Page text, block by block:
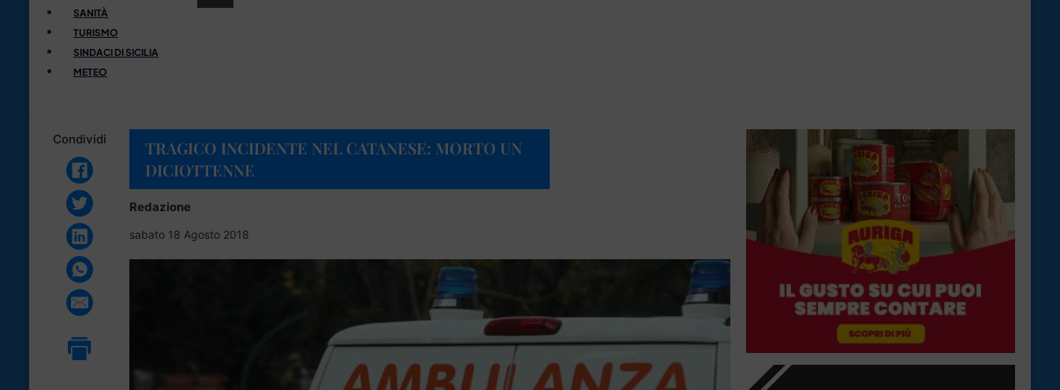
SANITÀ
TURISMO
SINDACI DI SICILIA
METEO
Condividi
TRAGICO INCIDENTE NEL CATANESE: MORTO UN
DICIOTTENNE
Redazione
sabato 18 Agosto 2018